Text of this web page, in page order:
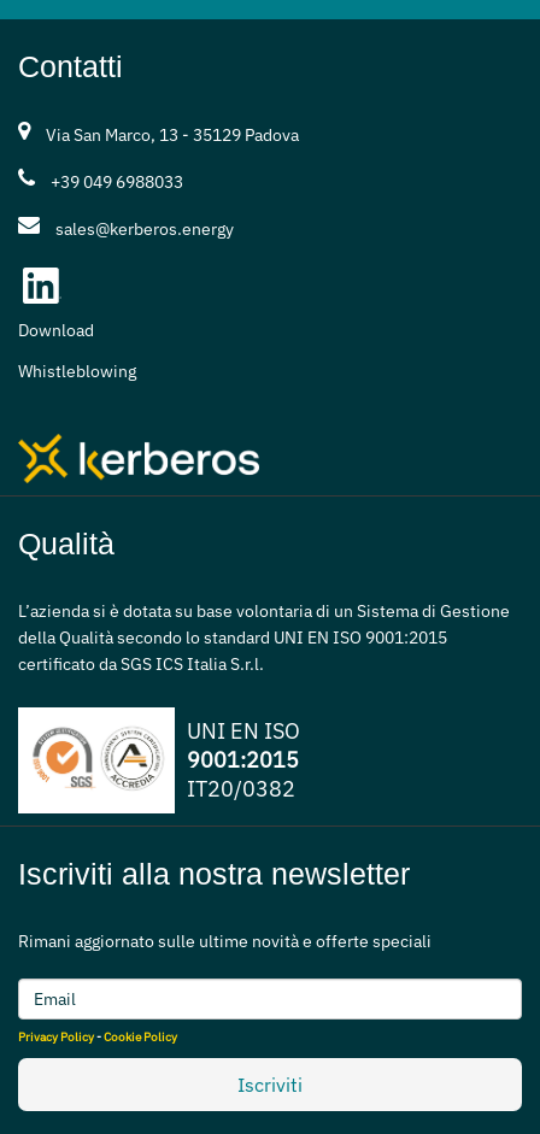
Contatti
Via San Marco, 13 - 35129 Padova
+39 049 6988033
sales@kerberos.energy
Download
Whistleblowing
Qualità
L’azienda si è dotata su base volontaria di un Sistema di Gestione
della Qualità secondo lo standard UNI EN ISO 9001:2015
certificato da SGS ICS Italia S.r.l.
UNI EN ISO
9001:2015
IT20/0382
Iscriviti alla nostra newsletter
Rimani aggiornato sulle ultime novità e offerte speciali
Privacy Policy-Cookie Policy
Iscriviti